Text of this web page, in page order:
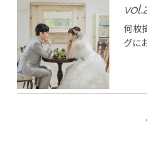
vol.
何枚
グに